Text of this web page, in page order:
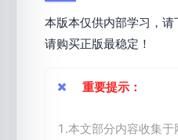
本版本仅供内部学习，
请购买正版最稳定！
重要提示：
1.本文部分内容收集